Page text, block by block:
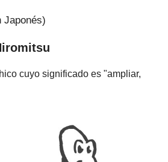
Japonés)
cuyo significado es "ampliar,